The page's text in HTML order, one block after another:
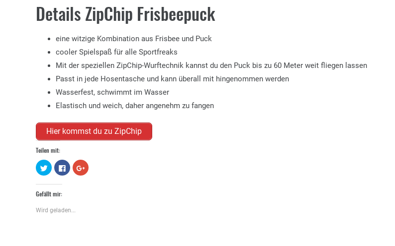
Details ZipChip Frisbeepuck
eine witzige Kombination aus Frisbee und Puck
cooler Spielspaß für alle Sportfreaks
Mit der speziellen ZipChip-Wurftechnik kannst du den Puck bis zu 60 Meter weit fliegen lassen
Passt in jede Hosentasche und kann überall mit hingenommen werden
Wasserfest, schwimmt im Wasser
Elastisch und weich, daher angenehm zu fangen
Hier kommst du zu ZipChip
Teilen mit:
Klick,
um
über
Twitter
zu
teilen
in
neuem
Klick,
um
in
neuem
Zum
Teilen
Gefällt mir:
Wird geladen...